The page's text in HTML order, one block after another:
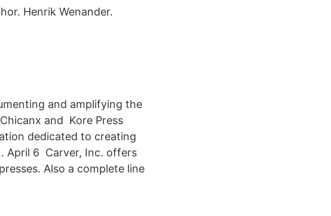
Henrik Wenander.
and amplifying the
and Kore Press
dedicated to creating
April 6 Carver, Inc. offers
Also a complete line